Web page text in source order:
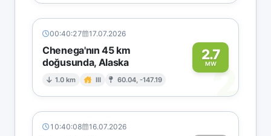
00:40:27 17.07.2026
Chenega'nın 45 km
doğusunda, Alaska
1.0 km III 60.04, -147.19
2.7
MW2
10:40:08 16.07.2026